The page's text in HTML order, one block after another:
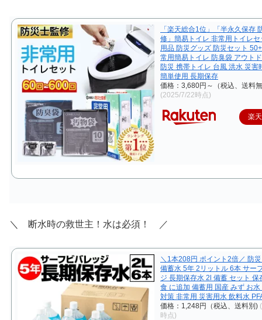
「楽天総合1位」「半永久保存
修」簡易トイレ 非常用トイレセ
用品 防災グッズ 防災セット
常用簡易トイレ 防臭袋 アウト
防災 携帯トイレ 台風 洪水 災害
簡単使用 長期保存
価格：3,680円～（税込、送料
(2025/7/22時点)
楽
＼ 断水時の救世主！水は必須！ ／
＼1本208円 ポイント2倍／ 防
備蓄水 5年 2リットル 6本 サー
ジ 長期保存水 2l 備蓄 セット 保
食 に追加 備蓄用 国産 みず お
対策 非常用 災害用水 飲料水
価格：1,248円（税込、送料別)
時点)